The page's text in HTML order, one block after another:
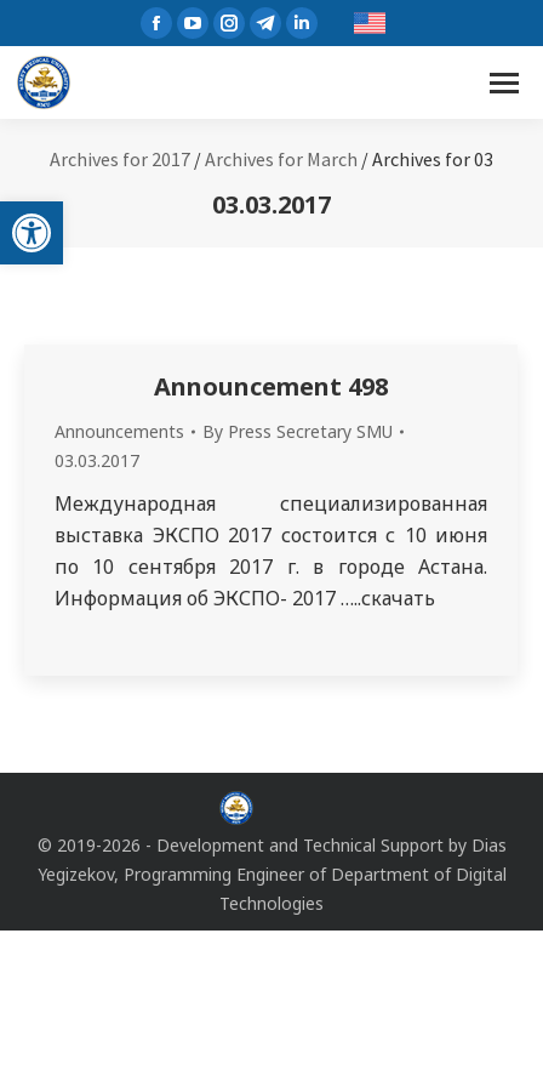
Open toolbar
Facebook
page
new
YouTube
page
new
Instagram
page
new
Telegram
page
new
Linkedin
page
new
Archives for 2017 /Archives for March /Archives for 03
03.03.2017
Announcement 498
Announcements By Press Secretary SMU
03.03.2017
Международная специализированная
выставка ЭКСПО 2017 состоится с 10 июня
по 10 сентября 2017 г. в городе Астана.
Информация об ЭКСПО- 2017 …..скачать
© 2019-2026 - Development and Technical Support by Dias
Yegizekov, Programming Engineer of Department of Digital
Technologies